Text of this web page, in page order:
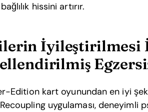
hissini artırır.
İyileştirilmesi
Edition kart oyunundan en iyi
uygulaması,